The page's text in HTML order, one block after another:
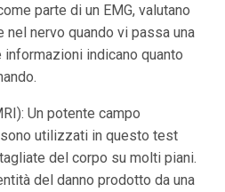
parte di un EMG, valutano
nervo quando vi passa una
indicano quanto
Un potente campo
utilizzati in questo test
del corpo su molti piani.
del danno prodotto da una